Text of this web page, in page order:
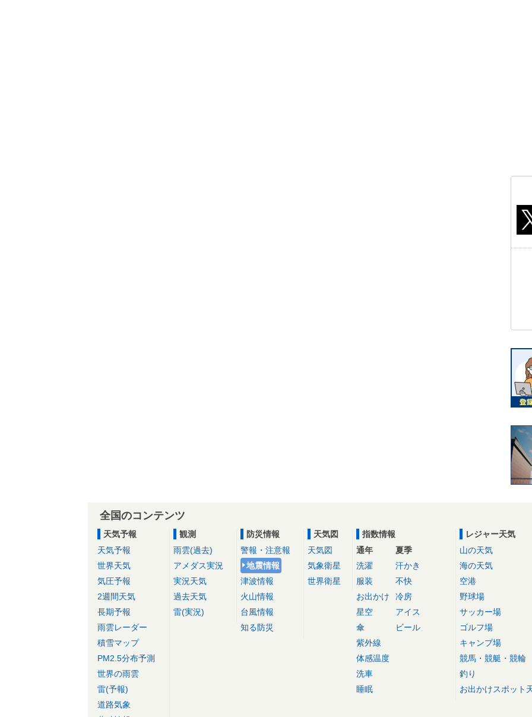
全国のコンテンツ
天気予報
天気予報
世界天気
気圧予報
2週間天気
長期予報
雨雲レーダー
積雪マップ
PM2.5分布予測
世界の雨雲
雷(予報)
道路気象
観測
雨雲(過去)
アメダス実況
実況天気
過去天気
雷(実況)
防災情報
警報・注意報
地震情報
津波情報
火山情報
台風情報
知る防災
天気図
天気図
気象衛星
世界衛星
指数情報
通年
洗濯
服装
お出かけ
星空
傘
紫外線
体感温度
洗車
睡眠
夏季
汗かき
不快
冷房
アイス
ビール
レジャー天気
山の天気
海の天気
空港
野球場
サッカー場
ゴルフ場
キャンプ場
競馬・競艇・競輪
釣り
お出かけスポット